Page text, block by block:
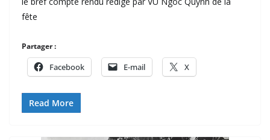
fête
Partager :
Facebook E-mail X
Read More